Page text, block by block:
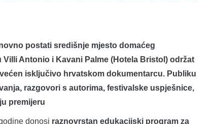
postati središnje mjesto domaćeg
Antonio i Kavani Palme (Hotela Bristol) održat
isključivo hrvatskom dokumentarcu. Publiku
razgovori s autorima, festivalske uspješnice,
premijeru
donosi raznovrstan edukacijski program za